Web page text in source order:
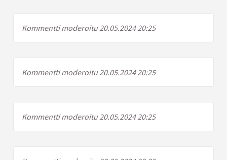
Kommentti moderoitu 20.05.2024 20:25
Kommentti moderoitu 20.05.2024 20:25
Kommentti moderoitu 20.05.2024 20:25